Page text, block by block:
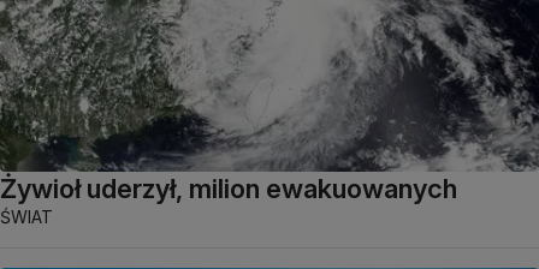
Żywioł uderzył, milion ewakuowanych
ŚWIAT